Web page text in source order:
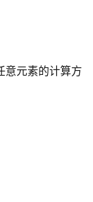
意元素的计算方